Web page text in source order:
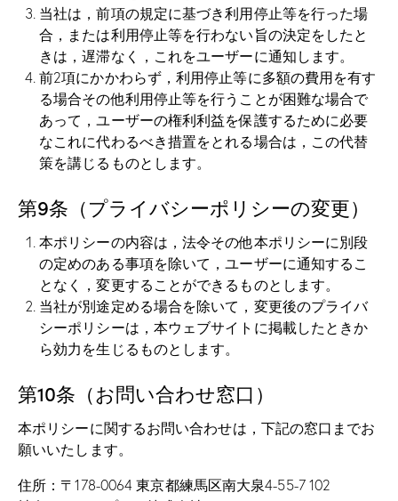
当社は，前項の規定に基づき利用停止等を行った場
合，または利用停止等を行わない旨の決定をしたと
きは，遅滞なく，これをユーザーに通知します。
前2項にかかわらず，利用停止等に多額の費用を有す
る場合その他利用停止等を行うことが困難な場合で
あって，ユーザーの権利利益を保護するために必要
なこれに代わるべき措置をとれる場合は，この代替
策を講じるものとします。
第9条（プライバシーポリシーの変更）
本ポリシーの内容は，法令その他本ポリシーに別段
の定めのある事項を除いて，ユーザーに通知するこ
となく，変更することができるものとします。
当社が別途定める場合を除いて，変更後のプライバ
シーポリシーは，本ウェブサイトに掲載したときか
ら効力を生じるものとします。
第10条（お問い合わせ窓口）
本ポリシーに関するお問い合わせは，下記の窓口までお
願いいたします。
住所：〒178-0064 東京都練馬区南大泉4-55-7 102